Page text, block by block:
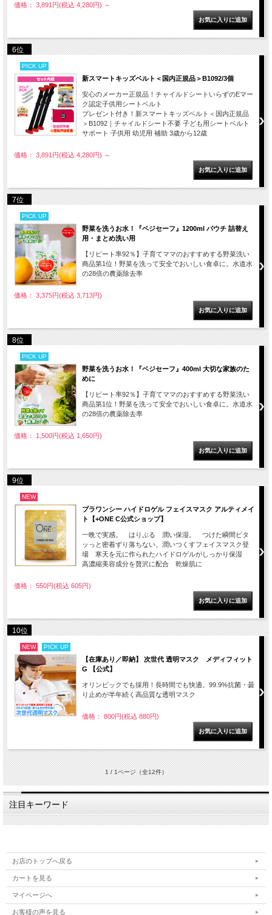
価格： 3,891円(税込 4,280円) ～
6位
PICK UP
新スマートキッズベルト＜国内正規品＞B1092/3個
安心のメーカー正規品！チャイルドシートいらずのEマー
ク認定子供用シートベルト
プレゼント付き！新スマートキッズベルト＜国内正規品
＞B1092｜チャイルドシート不要 子ども用シートベルト
サポート 子供用 幼児用 補助 3歳から12歳
価格： 3,891円(税込 4,280円) ～
7位
PICK UP
野菜を洗うお水！『ベジセーフ』1200ml パウチ 詰替え
用・まとめ洗い用
【リピート率92％】子育てママのおすすめする野菜洗い
商品第1位！野菜を洗って安全でおいしい食卓に。水道水
の28倍の農薬除去率
価格： 3,375円(税込 3,713円)
8位
PICK UP
野菜を洗うお水！『ベジセーフ』400ml 大切な家族のた
めに
【リピート率92％】子育てママのおすすめする野菜洗い
商品第1位！野菜を洗って安全でおいしい食卓に。水道水
の28倍の農薬除去率
価格： 1,500円(税込 1,650円)
9位
NEW
プラワンシー ハイドロゲル フェイスマスク アルティメイ
ト【+ONE C公式ショップ】
一晩で実感。 はりぷる 潤い保湿。 つけた瞬間ピタ
ッっと密着ずり落ちない。潤いつくすフェイスマスク登
場 寒天を元に作られたハイドロゲルがしっかり保湿
高濃縮美容成分を贅沢に配合 乾燥肌に
価格： 550円(税込 605円)
10位
NEW PICK UP
【在庫あり／即納】 次世代 透明マスク メディフィット
G 【公式】
オリンピックでも採用！長時間でも快適。99.9%抗菌・曇
り止めが半年続く高品質な透明マスク
価格： 800円(税込 880円)
1 / 1ページ（全12件）
注目キーワード
お店のトップへ戻る
カートを見る
マイページへ
お客様の声を見る